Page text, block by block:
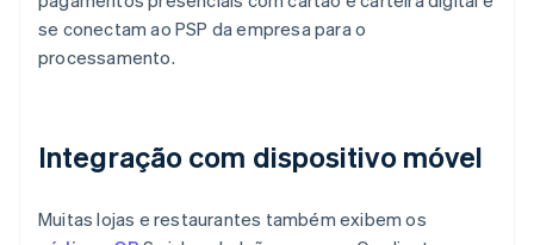
se conectam ao PSP da empresa para o
processamento.
Integração com dispositivo móvel
Muitas lojas e restaurantes também exibem os